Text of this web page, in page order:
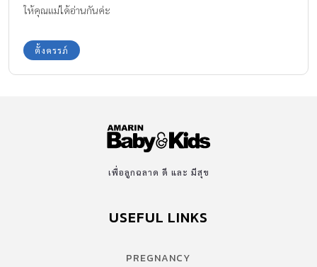
ให้คุณแม่ได้อ่านกันค่ะ
ตั้งครรภ์
เพื่อลูกฉลาด ดี และ มีสุข
USEFUL LINKS
PREGNANCY